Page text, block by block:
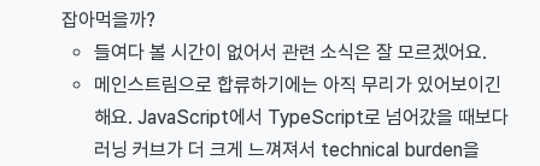
잡아먹을까?
들여다 볼 시간이 없어서 관련 소식은 잘 모르겠어요.
메인스트림으로 합류하기에는 아직 무리가 있어보이긴
해요. JavaScript에서 TypeScript로 넘어갔을 때보다
러닝 커브가 더 크게 느껴져서 technical burden을